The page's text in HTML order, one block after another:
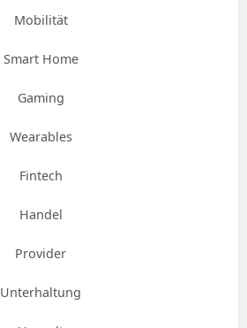
Mobilität
Smart Home
Gaming
Wearables
Fintech
Handel
Provider
Unterhaltung